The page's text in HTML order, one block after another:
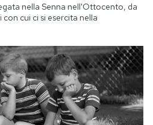
nella Senna nell'Ottocento, da
cui ci si esercita nella